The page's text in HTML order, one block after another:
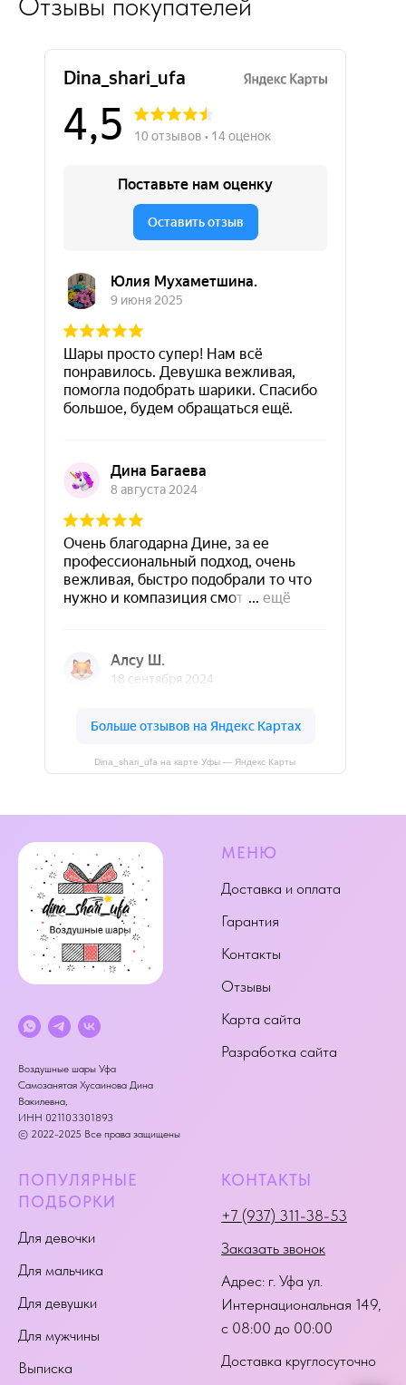
Dina_shari_ufa на карте Уфы — Яндекс Карты
Воздушные шары Уфа
Самозанятая Хусаинова Дина
Вакилевна,
ИНН 021103301893
© 2022-2025 Все права защищены
МЕНЮ
Доставка и оплата
Гарантия
Контакты
Отзывы
Карта сайта
Разработка сайта
ПОПУЛЯРНЫЕ
ПОДБОРКИ
Для девочки
Для мальчика
Для девушки
Для мужчины
Выписка
КОНТАКТЫ
+7 (937) 311-38-53
Заказать звонок
Адрес: г. Уфа ул.
Интернациональная 149,
с 08:00 до 00:00
Доставка круглосуточно